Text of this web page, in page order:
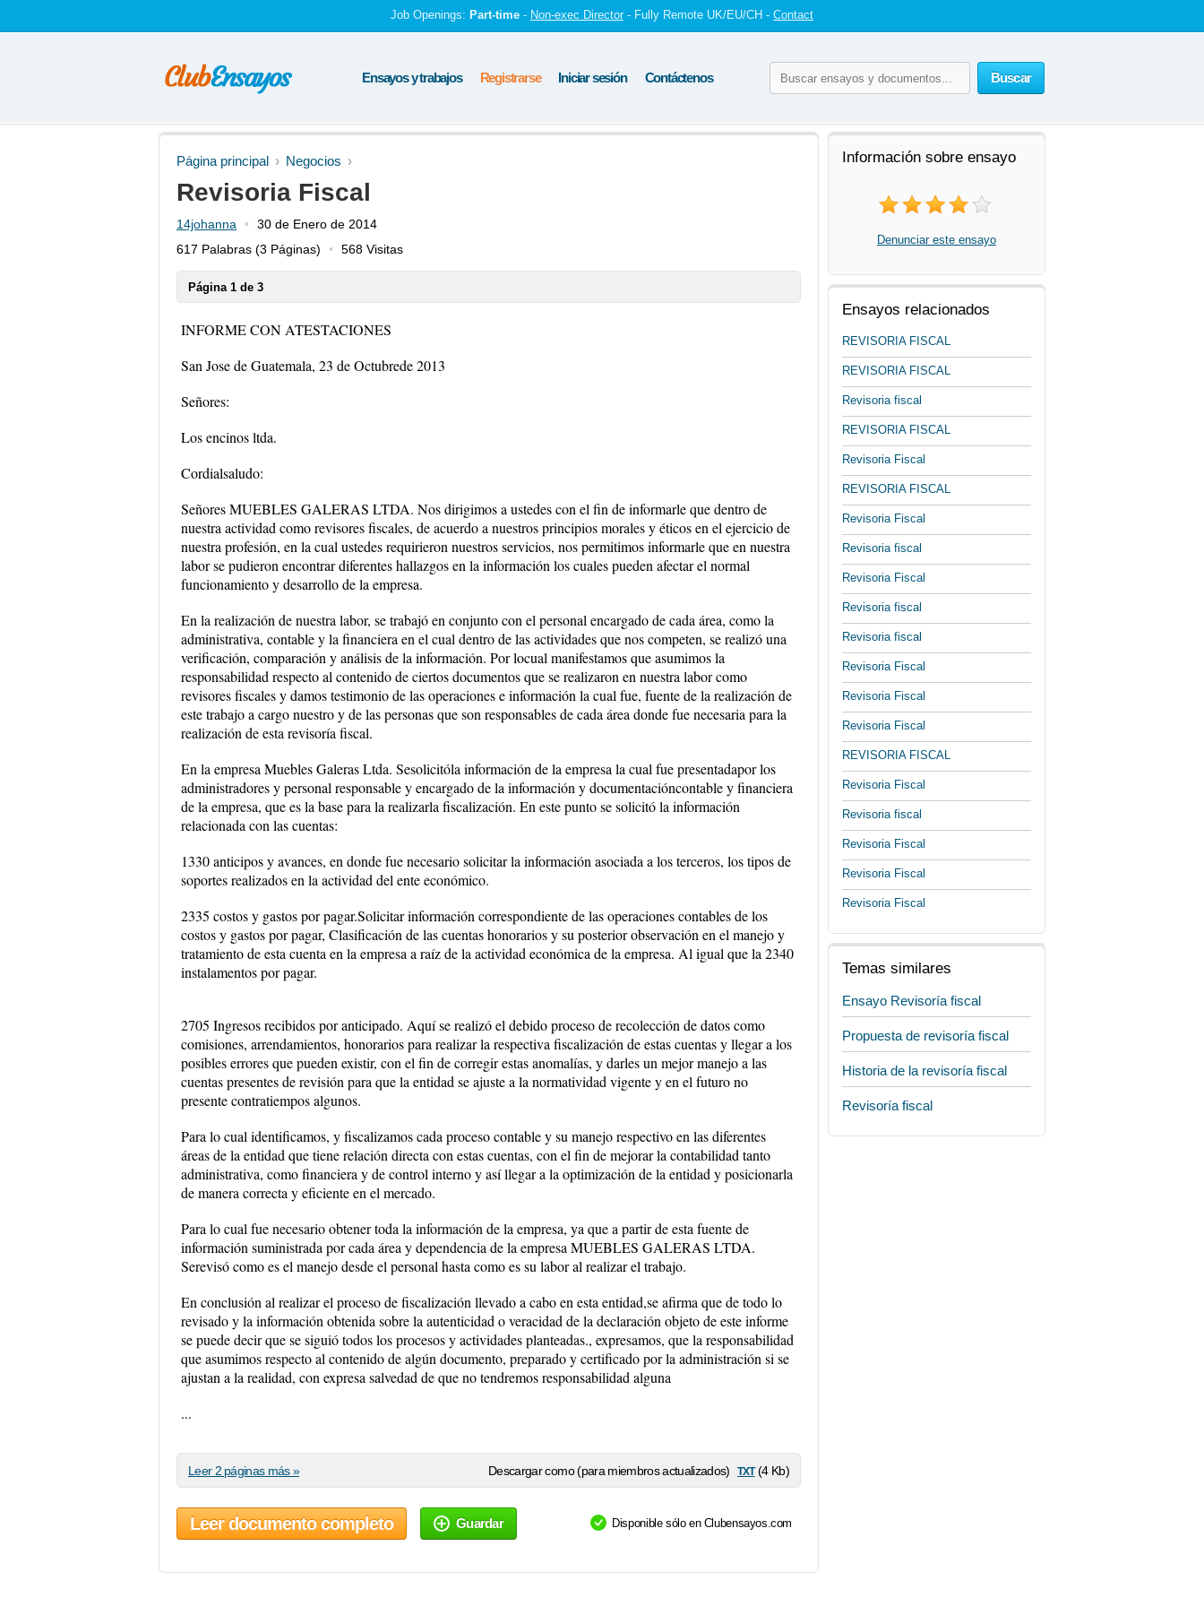
Job Openings: Part-time - Non-exec Director - Fully Remote UK/EU/CH - Contact
Buscar
Ensayos y trabajos Registrarse Iniciar sesión Contáctenos
Página principal Negocios
Revisoria Fiscal
14johanna
30 de Enero de 2014
617 Palabras (3 Páginas) 568 Visitas
Página 1 de 3
INFORME CON ATESTACIONES
San Jose de Guatemala, 23 de Octubrede 2013
Señores:
Los encinos ltda.
Cordialsaludo:
Señores MUEBLES GALERAS LTDA. Nos dirigimos a ustedes con el fin de informarle que dentro de
nuestra actividad como revisores fiscales, de acuerdo a nuestros principios morales y éticos en el ejercicio de
nuestra profesión, en la cual ustedes requirieron nuestros servicios, nos permitimos informarle que en nuestra
labor se pudieron encontrar diferentes hallazgos en la información los cuales pueden afectar el normal
funcionamiento y desarrollo de la empresa.
En la realización de nuestra labor, se trabajó en conjunto con el personal encargado de cada área, como la
administrativa, contable y la financiera en el cual dentro de las actividades que nos competen, se realizó una
verificación, comparación y análisis de la información. Por locual manifestamos que asumimos la
responsabilidad respecto al contenido de ciertos documentos que se realizaron en nuestra labor como
revisores fiscales y damos testimonio de las operaciones e información la cual fue, fuente de la realización de
este trabajo a cargo nuestro y de las personas que son responsables de cada área donde fue necesaria para la
realización de esta revisoría fiscal.
En la empresa Muebles Galeras Ltda. Sesolicitóla información de la empresa la cual fue presentadapor los
administradores y personal responsable y encargado de la información y documentacióncontable y financiera
de la empresa, que es la base para la realizarla fiscalización. En este punto se solicitó la información
relacionada con las cuentas:
1330 anticipos y avances, en donde fue necesario solicitar la información asociada a los terceros, los tipos de
soportes realizados en la actividad del ente económico.
2335 costos y gastos por pagar.Solicitar información correspondiente de las operaciones contables de los
costos y gastos por pagar, Clasificación de las cuentas honorarios y su posterior observación en el manejo y
tratamiento de esta cuenta en la empresa a raíz de la actividad económica de la empresa. Al igual que la 2340
instalamentos por pagar.
2705 Ingresos recibidos por anticipado. Aquí se realizó el debido proceso de recolección de datos como
comisiones, arrendamientos, honorarios para realizar la respectiva fiscalización de estas cuentas y llegar a los
posibles errores que pueden existir, con el fin de corregir estas anomalías, y darles un mejor manejo a las
cuentas presentes de revisión para que la entidad se ajuste a la normatividad vigente y en el futuro no
presente contratiempos algunos.
Para lo cual identificamos, y fiscalizamos cada proceso contable y su manejo respectivo en las diferentes
áreas de la entidad que tiene relación directa con estas cuentas, con el fin de mejorar la contabilidad tanto
administrativa, como financiera y de control interno y así llegar a la optimización de la entidad y posicionarla
de manera correcta y eficiente en el mercado.
Para lo cual fue necesario obtener toda la información de la empresa, ya que a partir de esta fuente de
información suministrada por cada área y dependencia de la empresa MUEBLES GALERAS LTDA.
Serevisó como es el manejo desde el personal hasta como es su labor al realizar el trabajo.
En conclusión al realizar el proceso de fiscalización llevado a cabo en esta entidad,se afirma que de todo lo
revisado y la información obtenida sobre la autenticidad o veracidad de la declaración objeto de este informe
se puede decir que se siguió todos los procesos y actividades planteadas., expresamos, que la responsabilidad
que asumimos respecto al contenido de algún documento, preparado y certificado por la administración si se
ajustan a la realidad, con expresa salvedad de que no tendremos responsabilidad alguna
...
Descargar como (para miembros actualizados) txt(4 Kb)
Leer 2 páginas más »
Leer documento completo Guardar Disponible sólo en Clubensayos.com
Información sobre ensayo
Denunciar este ensayo
Ensayos relacionados
REVISORIA FISCAL
REVISORIA FISCAL
Revisoria fiscal
REVISORIA FISCAL
Revisoria Fiscal
REVISORIA FISCAL
Revisoria Fiscal
Revisoria fiscal
Revisoria Fiscal
Revisoria fiscal
Revisoria fiscal
Revisoria Fiscal
Revisoria Fiscal
Revisoria Fiscal
REVISORIA FISCAL
Revisoria Fiscal
Revisoria fiscal
Revisoria Fiscal
Revisoria Fiscal
Revisoria Fiscal
Temas similares
Ensayo Revisoría fiscal
Propuesta de revisoría fiscal
Historia de la revisoría fiscal
Revisoría fiscal